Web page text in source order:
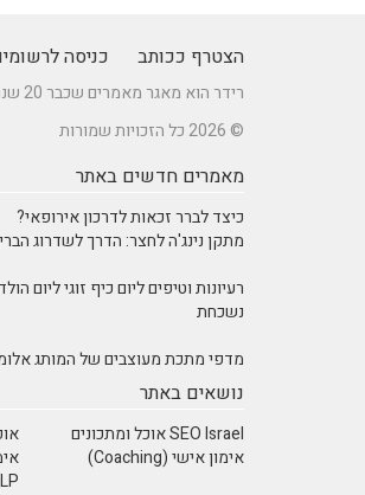
הצטרף ככותב כניסה
רידר הוא מאגר מאמרים שכבר 20 שנה מביא לכם את התוכן הטוב ביותר בישראל במגוון תחומים.
© 2026 כל הזכויות שמורות
מאמרים חדשים באתר
כיצד לברר זכאות לדרכון אירופאי?
מתקן נינג'ה לחצר: הדרך לשדרוג
רעיונות וטיפים ליום כיף זוגי ליום
נשכחת
מדפי מתכת מעוצבים של המותג
נושאים באתר
SEO Israel אוכל ומתכונים
אימון אישי (Coaching)